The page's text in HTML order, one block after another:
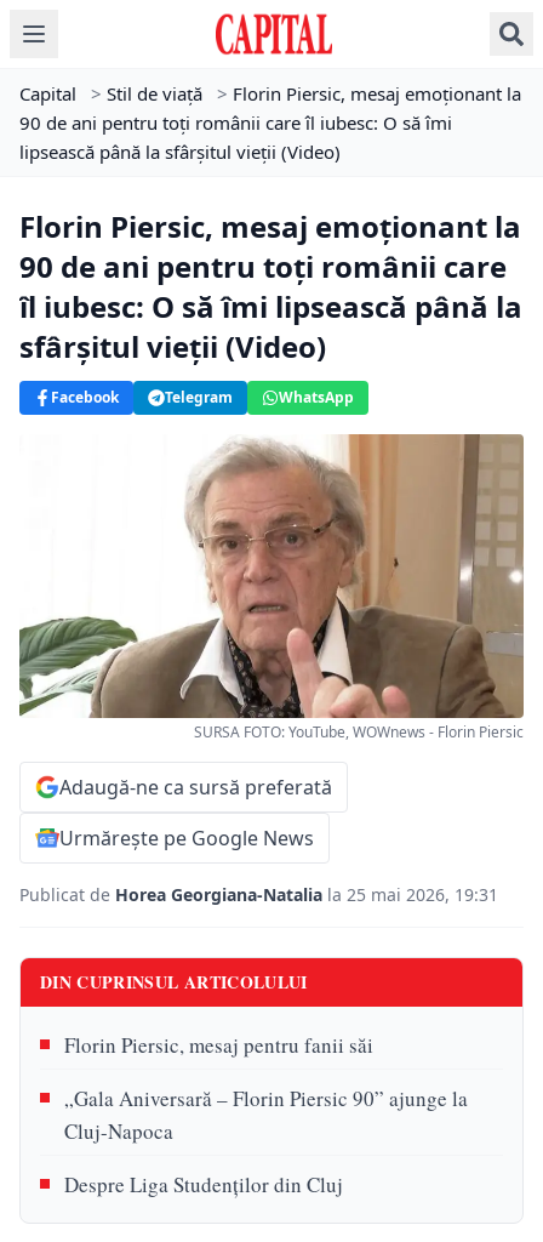
Capital > Stil de viață > Florin Piersic, mesaj emoționant la
90 de ani pentru toți românii care îl iubesc: O să îmi
lipsească până la sfârșitul vieții (Video)
Florin Piersic, mesaj emoționant la
90 de ani pentru toți românii care
îl iubesc: O să îmi lipsească până la
sfârșitul vieții (Video)
Facebook Telegram WhatsApp
SURSA FOTO: YouTube, WOWnews - Florin Piersic
Adaugă-ne ca sursă preferată
Urmărește pe Google News
Publicat de Horea Georgiana-Natalia la 25 mai 2026, 19:31
DIN CUPRINSUL ARTICOLULUI
Florin Piersic, mesaj pentru fanii săi
„Gala Aniversară – Florin Piersic 90” ajunge la
Cluj-Napoca
Despre Liga Studenților din Cluj